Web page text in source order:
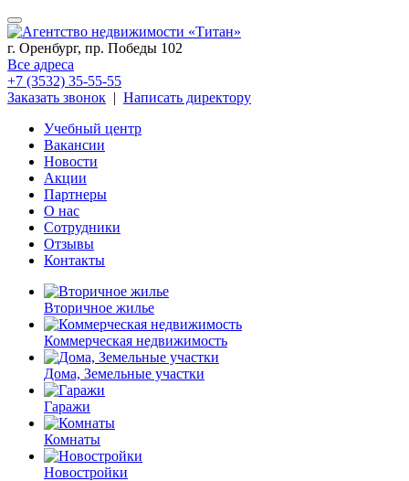
г. Оренбург, пр. Победы 102
Все адреса
+7 (3532) 35-55-55
Заказать звонок | Написать директору
Учебный центр
Вакансии
Новости
Акции
Партнеры
О нас
Сотрудники
Отзывы
Контакты
Вторичное жилье
Коммерческая недвижимость
Дома, Земельные участки
Гаражи
Комнаты
Новостройки